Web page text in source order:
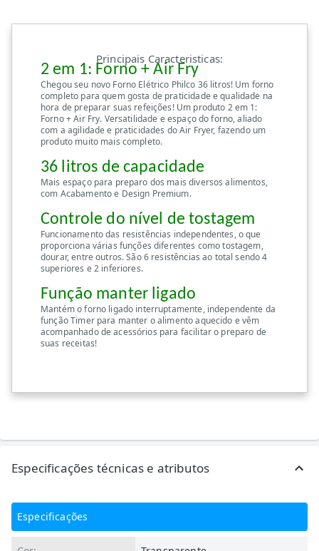
Principais Caracteristicas:
2 em 1: Forno + Air Fry
Chegou seu novo Forno Elétrico Philco 36 litros! Um forno
completo para quem gosta de praticidade e qualidade na
hora de preparar suas refeições! Um produto 2 em 1:
Forno + Air Fry. Versatilidade e espaço do forno, aliado
com a agilidade e praticidades do Air Fryer, fazendo um
produto muito mais completo.
36 litros de capacidade
Mais espaço para preparo dos mais diversos alimentos,
com Acabamento e Design Premium.
Controle do nível de tostagem
Funcionamento das resistências independentes, o que
proporciona várias funções diferentes como tostagem,
dourar, entre outros. São 6 resistências ao total sendo 4
superiores e 2 inferiores.
Função manter ligado
Mantém o forno ligado interruptamente, independente da
função Timer para manter o alimento aquecido e vêm
acompanhado de acessórios para facilitar o preparo de
suas receitas!
Especificações técnicas e atributos
Especificações